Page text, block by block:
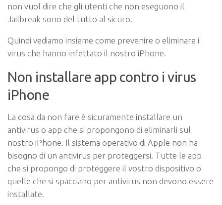
non vuol dire che gli utenti che non eseguono il
Jailbreak sono del tutto al sicuro.
Quindi vediamo insieme come prevenire o eliminare i
virus che hanno infettato il nostro iPhone.
Non installare app contro i virus
iPhone
La cosa da non fare è sicuramente installare un
antivirus o app che si propongono di eliminarli sul
nostro iPhone. Il sistema operativo di Apple non ha
bisogno di un antivirus per proteggersi. Tutte le app
che si propongo di proteggere il vostro dispositivo o
quelle che si spacciano per antivirus non devono essere
installate.